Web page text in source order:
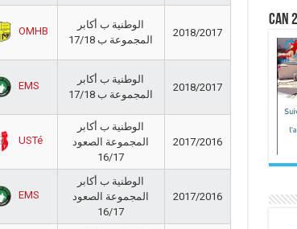
OMHB
الوطنية ب أكابر
المجموعة ب 17/18
2018/2017
EMS
الوطنية ب أكابر
المجموعة ب 17/18
2018/2017
USTé
الوطنية ب أكابر
المجموعة الصعود
16/17
2017/2016
EMS
الوطنية ب أكابر
المجموعة الصعود
16/17
2017/2016
CAN